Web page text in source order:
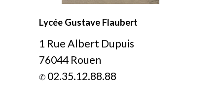
Lycée Gustave Flaubert
1 Rue Albert Dupuis
76044 Rouen
✆02.35.12.88.88